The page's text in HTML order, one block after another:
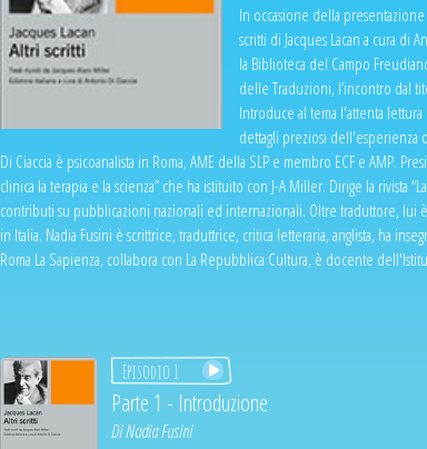
In occasione della
scritti di Jacques Lacan a cura di
la Biblioteca del Campo
delle Traduzioni, l’incontro dal
Introduce al tema l'attenta lettura
dettagli preziosi dell'esperienza
Di Ciaccia è psicoanalista in Roma, AME della SLP e membro ECF e AMP.
clinica la terapia e la scienza” che ha istituito con J-A Miller. Dirige la rivista
contributi su pubblicazioni nazionali ed internazionali. Oltre traduttore, lui è
in Italia. Nadia Fusini è scrittrice, traduttrice, critica letteraria, anglista, ha
Roma La Sapienza, collabora con La Repubblica Cultura, è docente
Episodio 1
Parte 1 - Introduzione
DiNadia Fusini